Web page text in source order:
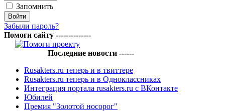
Запомнить
Забыли пароль?
Помоги сайту --------------
Последние новости ------
Rusakters.ru теперь и в твиттере
Rusakters.ru теперь и в Одноклассниках
Интеграция портала rusakters.ru с ВКонтакте
Юбилей
Премия "Золотой носорог"